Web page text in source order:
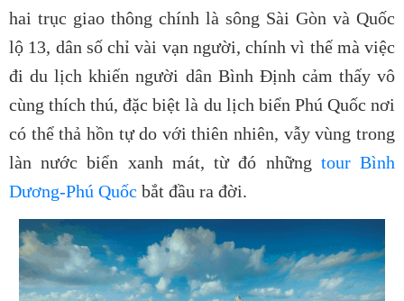
hai trục giao thông chính là sông Sài Gòn và Quốc
lộ 13, dân số chỉ vài vạn người, chính vì thế mà việc
đi du lịch khiến người dân Bình Định cảm thấy vô
cùng thích thú, đặc biệt là du lịch biển Phú Quốc nơi
có thể thả hồn tự do với thiên nhiên, vẫy vùng trong
làn nước biển xanh mát, từ đó những tour Bình
Dương-Phú Quốc bắt đầu ra đời.